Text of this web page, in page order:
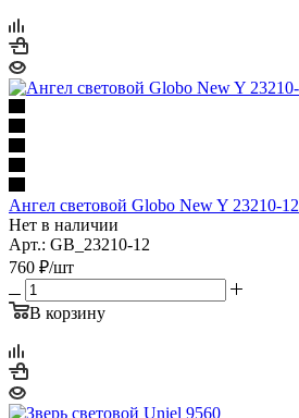
Ангел световой Globo New Y 23210-12
Нет в наличии
Арт.: GB_23210-12
760 ₽/шт
В корзину